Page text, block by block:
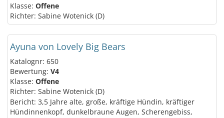
Klasse: Offene
Richter: Sabine Wotenick (D)
Ayuna von Lovely Big Bears
Katalognr: 650
Bewertung: V4
Klasse: Offene
Richter: Sabine Wotenick (D)
Bericht: 3,5 Jahre alte, große, kräftige Hündin, kräftiger
Hündinnenkopf, dunkelbraune Augen, Scherengebiss,